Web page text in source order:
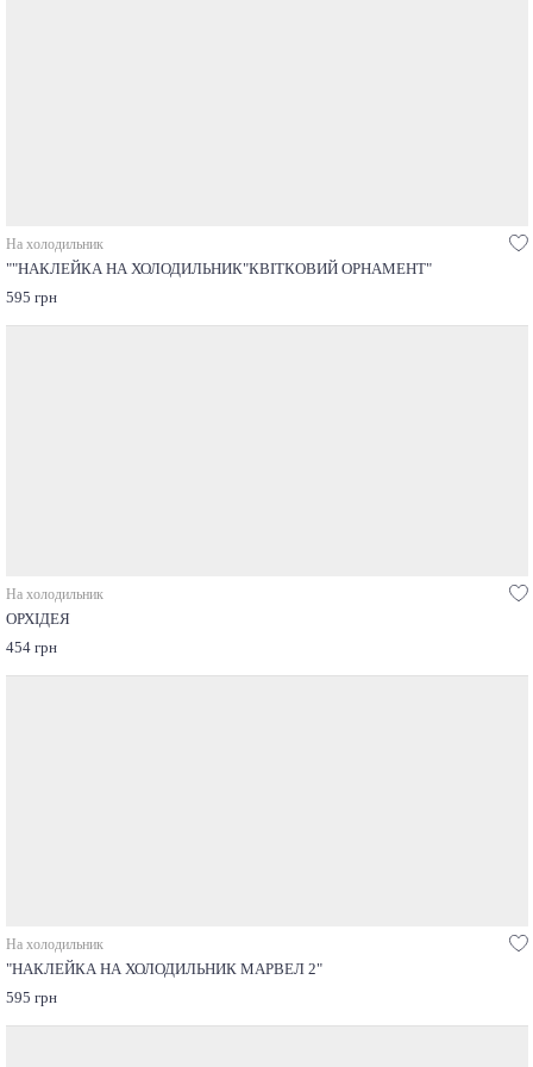
На холодильник
""НАКЛЕЙКА НА ХОЛОДИЛЬНИК"КВІТКОВИЙ ОРНАМЕНТ"
595 грн
На холодильник
ОРХІДЕЯ
454 грн
На холодильник
"НАКЛЕЙКА НА ХОЛОДИЛЬНИК МАРВЕЛ 2"
595 грн